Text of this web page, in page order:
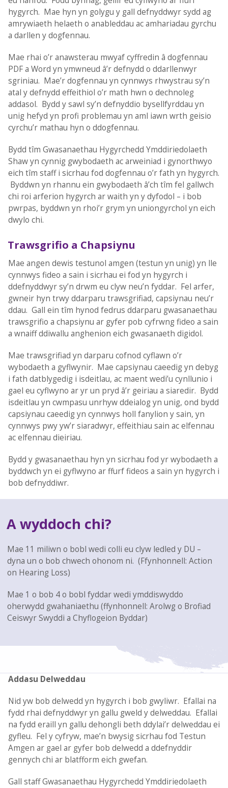
hygyrch. Mae hyn yn golygu y gall defnyddwyr sydd ag
amrywiaeth helaeth o anableddau ac amhariadau gyrchu
a darllen y dogfennau.
Mae rhai o’r anawsterau mwyaf cyffredin â dogfennau
PDF a Word yn ymwneud â’r defnydd o ddarllenwyr
sgriniau. Mae’r dogfennau yn cynnwys rhwystrau sy’n
atal y defnydd effeithiol o’r math hwn o dechnoleg
addasol. Bydd y sawl sy’n defnyddio bysellfyrddau yn
unig hefyd yn profi problemau yn aml iawn wrth geisio
cyrchu’r mathau hyn o ddogfennau.
Bydd tîm Gwasanaethau Hygyrchedd Ymddiriedolaeth
Shaw yn cynnig gwybodaeth ac arweiniad i gynorthwyo
eich tîm staff i sicrhau fod dogfennau o’r fath yn hygyrch.
Byddwn yn rhannu ein gwybodaeth â’ch tîm fel gallwch
chi roi arferion hygyrch ar waith yn y dyfodol – i bob
pwrpas, byddwn yn rhoi’r grym yn uniongyrchol yn eich
dwylo chi.
Trawsgrifio a Chapsiynu
Mae angen dewis testunol amgen (testun yn unig) yn lle
cynnwys fideo a sain i sicrhau ei fod yn hygyrch i
ddefnyddwyr sy’n drwm eu clyw neu’n fyddar. Fel arfer,
gwneir hyn trwy ddarparu trawsgrifiad, capsiynau neu’r
ddau. Gall ein tîm hynod fedrus ddarparu gwasanaethau
trawsgrifio a chapsiynu ar gyfer pob cyfrwng fideo a sain
a wnaiff ddiwallu anghenion eich gwasanaeth digidol.
Mae trawsgrifiad yn darparu cofnod cyflawn o’r
wybodaeth a gyflwynir. Mae capsiynau caeedig yn debyg
i fath datblygedig i isdeitlau, ac maent wedi’u cynllunio i
gael eu cyflwyno ar yr un pryd â’r geiriau a siaredir. Bydd
isdeitlau yn cwmpasu unrhyw ddeialog yn unig, ond bydd
capsiynau caeedig yn cynnwys holl fanylion y sain, yn
cynnwys pwy yw’r siaradwyr, effeithiau sain ac elfennau
ac elfennau dieiriau.
Bydd y gwasanaethau hyn yn sicrhau fod yr wybodaeth a
byddwch yn ei gyflwyno ar ffurf fideos a sain yn hygyrch i
bob defnyddiwr.
A wyddoch chi?
Mae 11 miliwn o bobl wedi colli eu clyw ledled y DU –
dyna un o bob chwech ohonom ni. (Ffynhonnell: Action
on Hearing Loss)
Mae 1 o bob 4 o bobl fyddar wedi ymddiswyddo
oherwydd gwahaniaethu (ffynhonnell: Arolwg o Brofiad
Ceiswyr Swyddi a Chyflogeion Byddar)
Addasu Delweddau
Nid yw bob delwedd yn hygyrch i bob gwyliwr. Efallai na
fydd rhai defnyddwyr yn gallu gweld y delweddau. Efallai
na fydd eraill yn gallu dehongli beth ddylai’r delweddau ei
gyfleu. Fel y cyfryw, mae’n bwysig sicrhau fod Testun
Amgen ar gael ar gyfer bob delwedd a ddefnyddir
gennych chi ar blatfform eich gwefan.
Gall staff Gwasanaethau Hygyrchedd Ymddiriedolaeth